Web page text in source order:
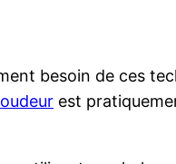
besoin de ces
est